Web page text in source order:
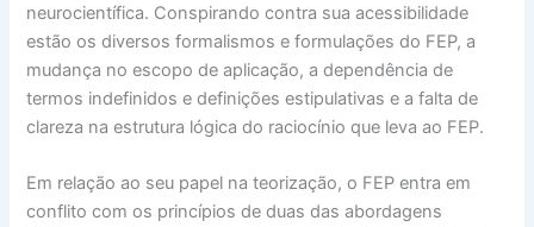
neurocientífica. Conspirando contra sua acessibilidade
estão os diversos formalismos e formulações do FEP, a
mudança no escopo de aplicação, a dependência de
termos indefinidos e definições estipulativas e a falta de
clareza na estrutura lógica do raciocínio que leva ao FEP.
Em relação ao seu papel na teorização, o FEP entra em
conflito com os princípios de duas das abordagens